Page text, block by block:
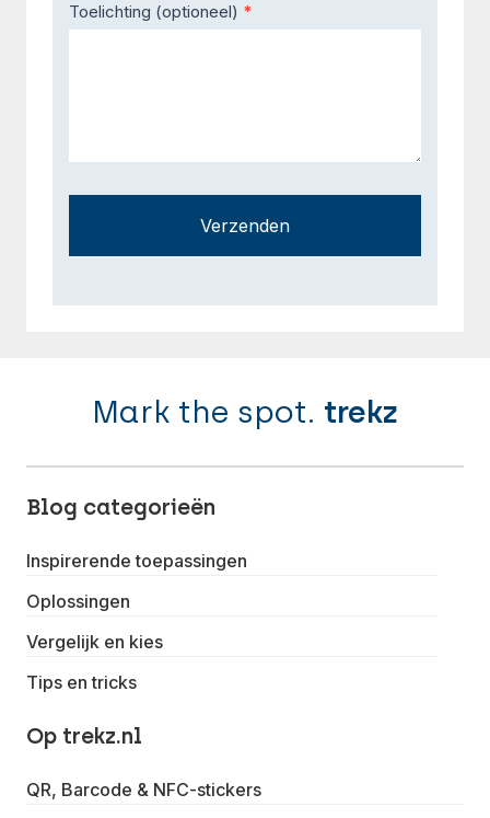
Toelichting (optioneel) *
Verzenden
Mark the spot. trekz
Blog categorieën
Inspirerende toepassingen
Oplossingen
Vergelijk en kies
Tips en tricks
Op trekz.nl
QR, Barcode & NFC-stickers